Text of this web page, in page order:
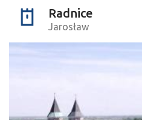
Radnice
Jarosław